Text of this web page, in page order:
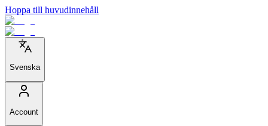
Hoppa till huvudinnehåll
Svenska
Account